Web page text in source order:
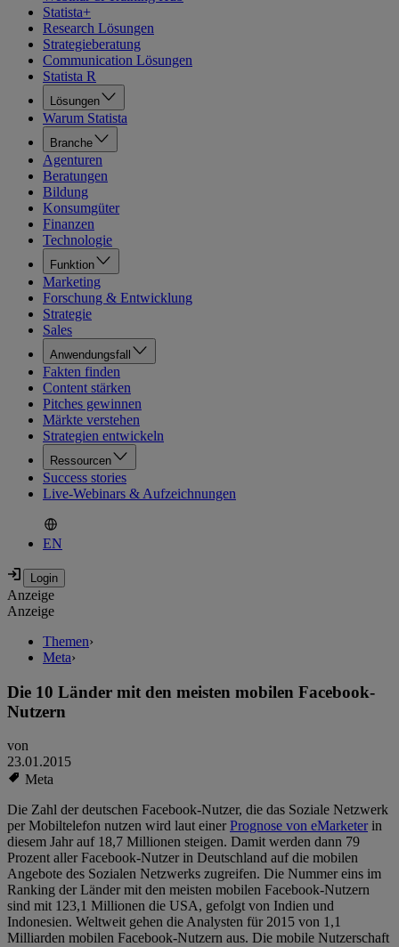
Statista+
Research Lösungen
Strategieberatung
Communication Lösungen
Statista R
Lösungen
Warum Statista
Branche
Agenturen
Beratungen
Bildung
Konsumgüter
Finanzen
Technologie
Funktion
Marketing
Forschung & Entwicklung
Strategie
Sales
Anwendungsfall
Fakten finden
Content stärken
Pitches gewinnen
Märkte verstehen
Strategien entwickeln
Ressourcen
Success stories
Live-Webinars & Aufzeichnungen
EN
Anzeige
Anzeige
Themen›
Meta›
Die 10 Länder mit den meisten mobilen Facebook-
Nutzern
von
23.01.2015
Meta
Die Zahl der deutschen Facebook-Nutzer, die das Soziale Netzwerk
per Mobiltelefon nutzen wird laut einerPrognose von eMarketerin
diesem Jahr auf 18,7 Millionen steigen. Damit werden dann 79
Prozent aller Facebook-Nutzer in Deutschland auf die mobilen
Angebote des Sozialen Netzwerks zugreifen. Die Nummer eins im
Ranking der Länder mit den meisten mobilen Facebook-Nutzern
sind mit 123,1 Millionen die USA, gefolgt von Indien und
Indonesien. Weltweit gehen die Analysten für 2015 von 1,1
Milliarden mobilen Facebook-Nutzern aus. Die mobile Nutzerschaft